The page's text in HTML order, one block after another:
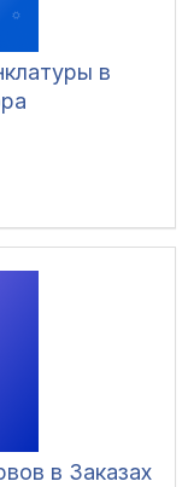
в
в Заказах